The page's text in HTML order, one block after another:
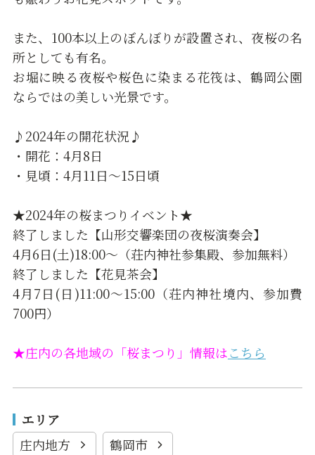
また、100本以上のぼんぼりが設置され、夜桜の名
所としても有名。
お堀に映る夜桜や桜色に染まる花筏は、鶴岡公園
ならではの美しい光景です。
♪2024年の開花状況♪
・開花：4月8日
・見頃：4月11日～15日頃
★2024年の桜まつりイベント★
終了しました【山形交響楽団の夜桜演奏会】
4月6日(土)18:00～（荘内神社参集殿、参加無料）
終了しました【花見茶会】
4月7日(日)11:00～15:00（荘内神社境内、参加費
700円）
★庄内の各地域の「桜まつり」情報はこちら
エリア
庄内地方
鶴岡市